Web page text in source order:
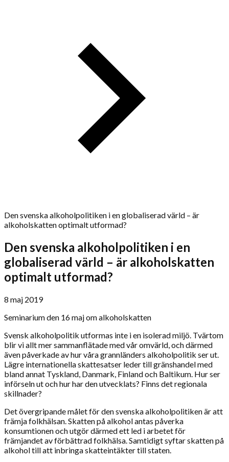
Den svenska alkoholpolitiken i en globaliserad värld – är
alkoholskatten optimalt utformad?
Den svenska alkoholpolitiken i en
globaliserad värld – är alkoholskatten
optimalt utformad?
8 maj 2019
Seminarium den 16 maj om alkoholskatten
Svensk alkoholpolitik utformas inte i en isolerad miljö. Tvärtom
blir vi allt mer sammanflätade med vår omvärld, och därmed
även påverkade av hur våra grannländers alkoholpolitik ser ut.
Lägre internationella skattesatser leder till gränshandel med
bland annat Tyskland, Danmark, Finland och Baltikum. Hur ser
införseln ut och hur har den utvecklats? Finns det regionala
skillnader?
Det övergripande målet för den svenska alkoholpolitiken är att
främja folkhälsan. Skatten på alkohol antas påverka
konsumtionen och utgör därmed ett led i arbetet för
främjandet av förbättrad folkhälsa. Samtidigt syftar skatten på
alkohol till att inbringa skatteintäkter till staten.